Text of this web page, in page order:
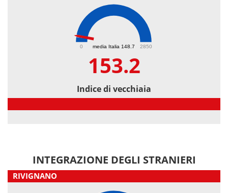
media Italia 148.7
0 2850
153.2
Indice di vecchiaia
INTEGRAZIONE DEGLI STRANIERI
RIVIGNANO